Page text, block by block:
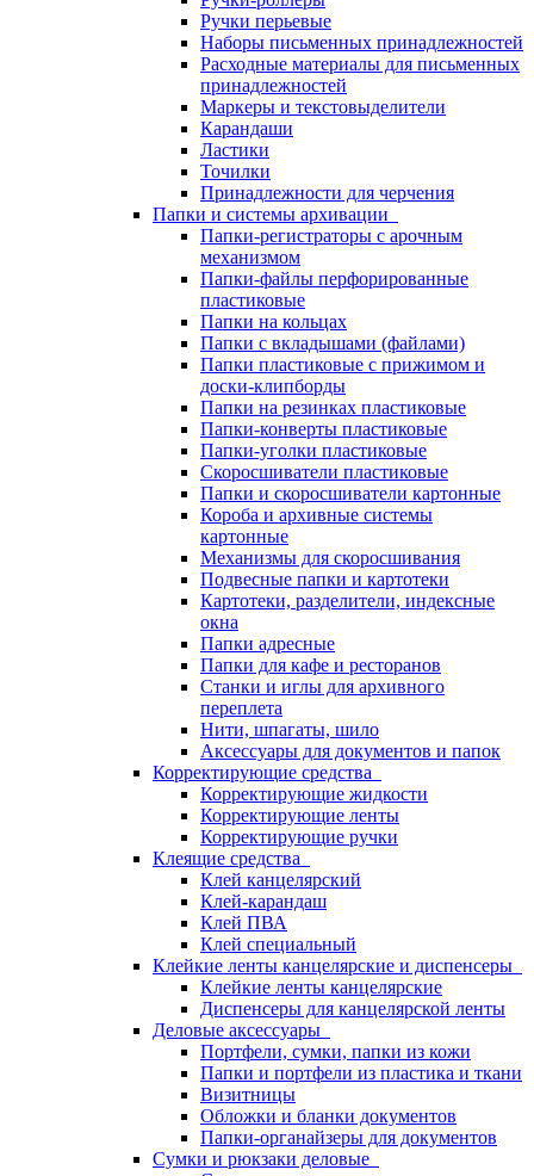
Ручки перьевые
Наборы письменных принадлежностей
Расходные материалы для письменных
принадлежностей
Маркеры и текстовыделители
Карандаши
Ластики
Точилки
Принадлежности для черчения
Папки и системы архивации
Папки-регистраторы с арочным
механизмом
Папки-файлы перфорированные
пластиковые
Папки на кольцах
Папки с вкладышами (файлами)
Папки пластиковые с прижимом и
доски-клипборды
Папки на резинках пластиковые
Папки-конверты пластиковые
Папки-уголки пластиковые
Скоросшиватели пластиковые
Папки и скоросшиватели картонные
Короба и архивные системы
картонные
Механизмы для скоросшивания
Подвесные папки и картотеки
Картотеки, разделители, индексные
окна
Папки адресные
Папки для кафе и ресторанов
Станки и иглы для архивного
переплета
Нити, шпагаты, шило
Аксессуары для документов и папок
Корректирующие средства
Корректирующие жидкости
Корректирующие ленты
Корректирующие ручки
Клеящие средства
Клей канцелярский
Клей-карандаш
Клей ПВА
Клей специальный
Клейкие ленты канцелярские и диспенсеры
Клейкие ленты канцелярские
Диспенсеры для канцелярской ленты
Деловые аксессуары
Портфели, сумки, папки из кожи
Папки и портфели из пластика и ткани
Визитницы
Обложки и бланки документов
Папки-органайзеры для документов
Сумки и рюкзаки деловые